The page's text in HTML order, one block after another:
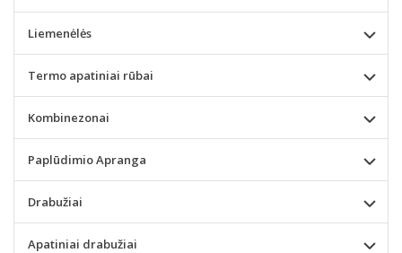
Liemenėlės
Termo apatiniai rūbai
Kombinezonai
Paplūdimio Apranga
Drabužiai
Apatiniai drabužiai